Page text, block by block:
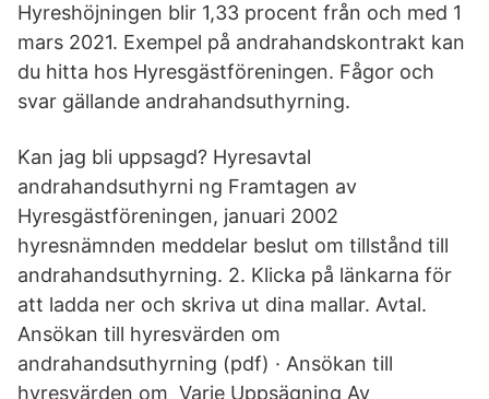
Hyreshöjningen blir 1,33 procent från och med 1
mars 2021. Exempel på andrahandskontrakt kan
du hitta hos Hyresgästföreningen. Fågor och
svar gällande andrahandsuthyrning.
Kan jag bli uppsagd? Hyresavtal
andrahandsuthyrni ng Framtagen av
Hyresgästföreningen, januari 2002
hyresnämnden meddelar beslut om tillstånd till
andrahandsuthyrning. 2. Klicka på länkarna för
att ladda ner och skriva ut dina mallar. Avtal.
Ansökan till hyresvärden om
andrahandsuthyrning (pdf) · Ansökan till
hyresvärden om Varje Uppsägning Av